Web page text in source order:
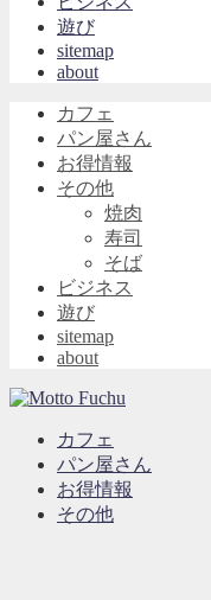
遊び
sitemap
about
カフェ
パン屋さん
お得情報
その他
焼肉
寿司
そば
ビジネス
遊び
sitemap
about
カフェ
パン屋さん
お得情報
その他